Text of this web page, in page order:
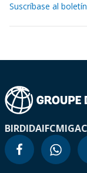
Suscríbase al
BIRDIDAIFCMIGA